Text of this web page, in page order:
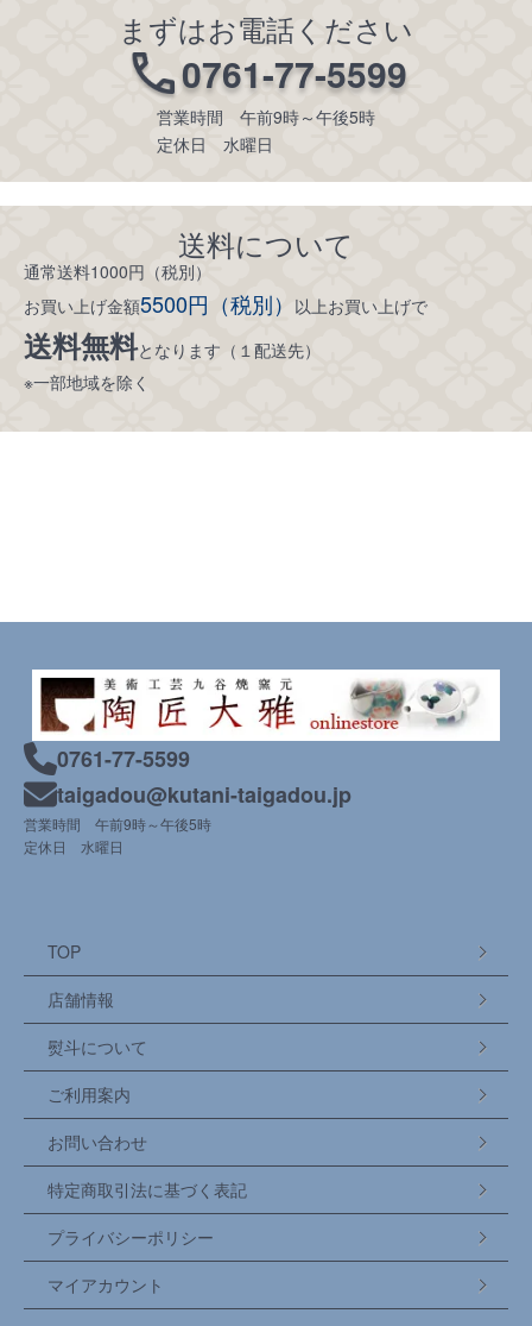
まずはお電話ください
0761-77-5599
営業時間 午前9時～午後5時
定休日 水曜日
送料について
通常送料1000円（税別）
お買い上げ金額5500円（税別） 以上お買い上げで
送料無料となります（１配送先）
※一部地域を除く
0761-77-5599
taigadou@kutani-taigadou.jp
営業時間 午前9時～午後5時
定休日 水曜日
TOP
店舗情報
熨斗について
ご利用案内
お問い合わせ
特定商取引法に基づく表記
プライバシーポリシー
マイアカウント